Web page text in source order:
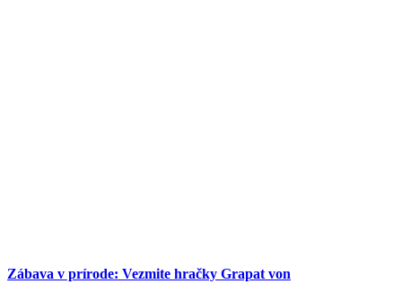
Zábava v prírode: Vezmite hračky Grapat von